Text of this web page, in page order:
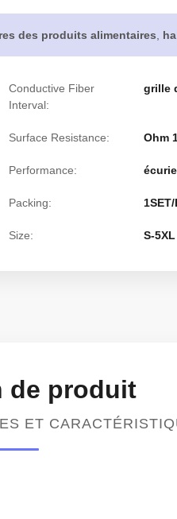
des produits alimentaires
Conductive Fiber
Interval:
grille
Surface Resistance: Ohm
Performance:
Packing:
Size: S-5XL
de produit
ET